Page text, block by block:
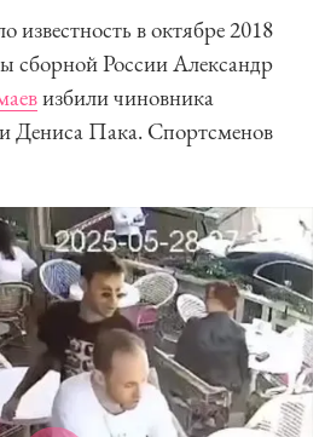
известность в октябре 2018
сборной России Александр
избили чиновника
Дениса Пака. Спортсменов